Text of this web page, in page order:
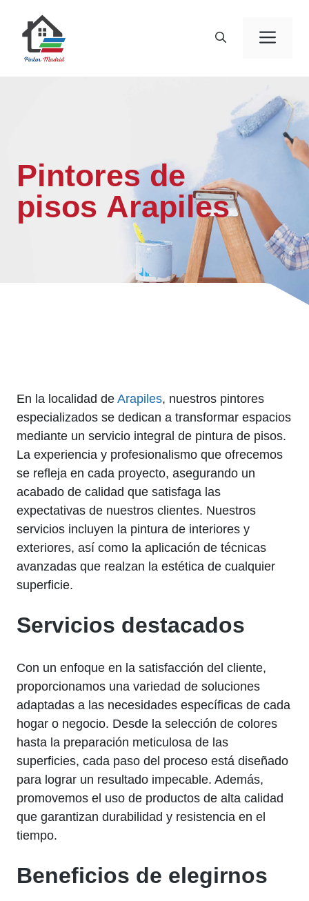
contenido
Pintores de
pisos Arapiles
En la localidad de Arapiles, nuestros pintores
especializados se dedican a transformar espacios
mediante un servicio integral de pintura de pisos.
La experiencia y profesionalismo que ofrecemos
se refleja en cada proyecto, asegurando un
acabado de calidad que satisfaga las
expectativas de nuestros clientes. Nuestros
servicios incluyen la pintura de interiores y
exteriores, así como la aplicación de técnicas
avanzadas que realzan la estética de cualquier
superficie.
Servicios destacados
Con un enfoque en la satisfacción del cliente,
proporcionamos una variedad de soluciones
adaptadas a las necesidades específicas de cada
hogar o negocio. Desde la selección de colores
hasta la preparación meticulosa de las
superficies, cada paso del proceso está diseñado
para lograr un resultado impecable. Además,
promovemos el uso de productos de alta calidad
que garantizan durabilidad y resistencia en el
tiempo.
Beneficios de elegirnos